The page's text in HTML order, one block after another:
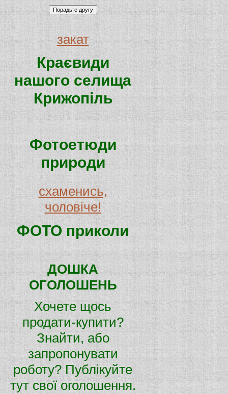
закат
Краєвиди
нашого селища
Крижопіль
Фотоетюди
природи
схаменись,
чоловіче!
ФОТО приколи
ДОШКА
ОГОЛОШЕНЬ
Хочете щось
продати-купити?
Знайти, або
запропонувати
роботу? Публікуйте
тут свої оголошення.